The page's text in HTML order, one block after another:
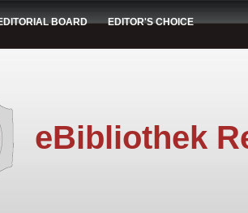
BOARD EDITOR'S CHOICE
eBibliothek